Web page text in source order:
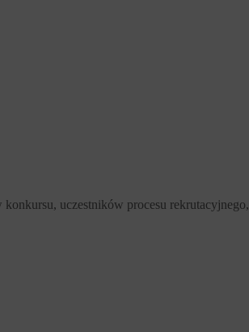
uczestników procesu rekrutacyjnego,